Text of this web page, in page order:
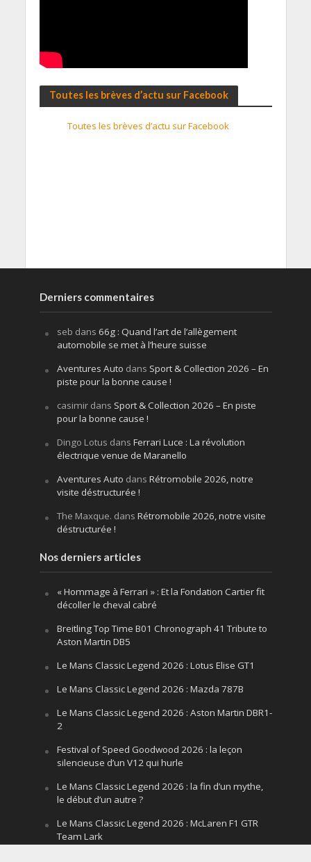
Toutes les brèves d’actu sur Facebook
Toutes les brèves d’actu sur Facebook
Derniers commentaires
seb dans 66g : Quand l’art de l’allègement
automobile se met à l’heure suisse
Aventures Auto dans Sport & Collection 2026 – En
piste pour la bonne cause !
casimirdans Sport & Collection 2026 – En piste
pour la bonne cause !
Dingo Lotus dans Ferrari Luce : La révolution
électrique venue de Maranello
Aventures Auto dans Rétromobile 2026, notre
visite déstructurée !
The Maxque. dans Rétromobile 2026, notre visite
déstructurée !
Nos derniers articles
« Hommage à Ferrari » : Et la Fondation Cartier fit
décoller le cheval cabré
Breitling Top Time B01 Chronograph 41 Tribute to
Aston Martin DB5
Le Mans Classic Legend 2026 : Lotus Elise GT1
Le Mans Classic Legend 2026 : Mazda 787B
Le Mans Classic Legend 2026 : Aston Martin DBR1-
2
Festival of Speed Goodwood 2026 : la leçon
silencieuse d’un V12 qui hurle
Le Mans Classic Legend 2026 : la fin d’un mythe,
le début d’un autre ?
Le Mans Classic Legend 2026 : McLaren F1 GTR
Team Lark